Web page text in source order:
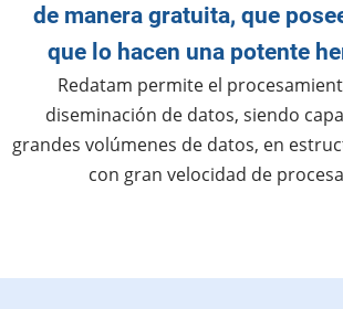
de manera gratuita, que
que lo hacen una potente
Redatam permite el
diseminación de datos, siendo
grandes volúmenes de datos, en
con gran velocidad de